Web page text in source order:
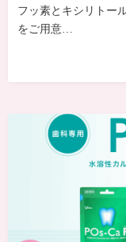
フッ素とキシリトー
をご用意…